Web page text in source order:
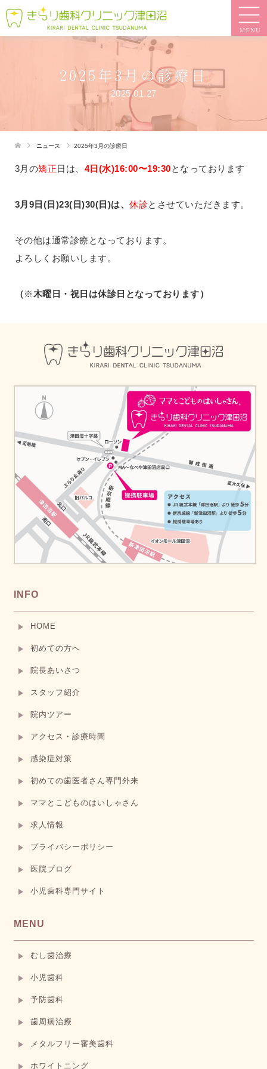
2025年3月の診療日
2025.01.27
ニュース 2025年3月の診療日
3月の矯正日は、 4日(水)16:00〜19:30となっております
3月9日(日)23(日)30(日)は、休診とさせていただきます。
その他は通常診療となっております。
よろしくお願いします。
（※木曜日・祝日は休診日となっております）
INFO
HOME
初めての方へ
院長あいさつ
スタッフ紹介
院内ツアー
アクセス・診療時間
感染症対策
初めての歯医者さん専門外来
ママとこどものはいしゃさん
求人情報
プライバシーポリシー
医院ブログ
小児歯科専門サイト
MENU
むし歯治療
小児歯科
予防歯科
歯周病治療
メタルフリー審美歯科
ホワイトニング